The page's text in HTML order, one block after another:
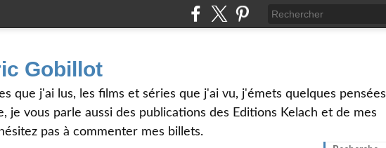
Gobillot
que j'ai lus, les films et séries que j'ai vu, j'émets quelques pensées
je vous parle aussi des publications des Editions Kelach et de mes
pas à commenter mes billets.